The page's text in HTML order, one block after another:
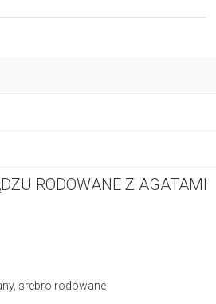
RODOWANE Z AGATAMI
srebro rodowane